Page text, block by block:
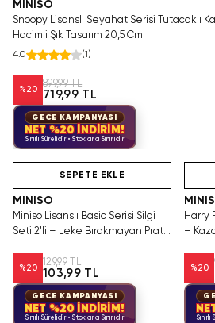
MINISO
Snoopy Lisanslı Seyahat Serisi Tutacaklı
Hacimli Şık Tasarım 20,5 Cm
4.0 (1 )
%20
899,99 TL
719,99 TL
GECE KAMPANYASI
NET %20 İNDİRİM!
Sınırlı Sürelidir • Stoklarla Sınırlıdır
SEPETE EKLE
MINISO
Miniso Lisanslı Basic Serisi Silgi
Seti 2'li – Leke Bırakmayan Pratik
%20
129,99 TL
103,99 TL
GECE KAMPANYASI
NET %20 İNDİRİM!
Sınırlı Sürelidir • Stoklarla Sınırlıdır
Harry
–
%20